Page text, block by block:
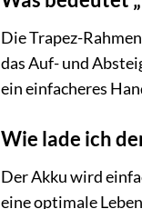
Die Trapez-
das Auf- und
ein einfacheres
Wie lade ich
Der Akku wird
eine optimale